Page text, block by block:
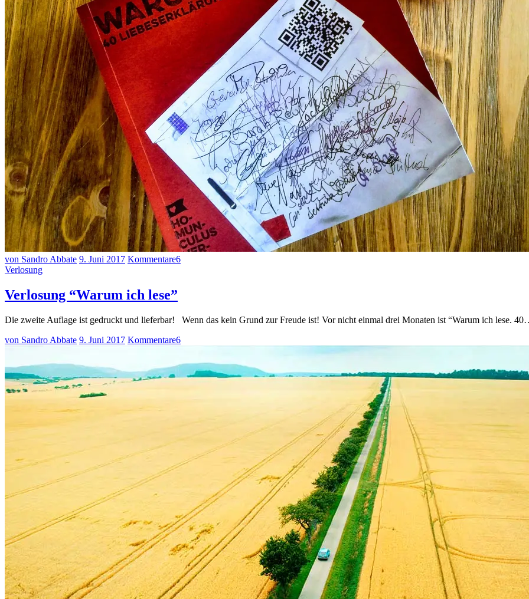
von Sandro Abbate 9. Juni 2017 Kommentare6
Verlosung
Verlosung “Warum ich lese”
Die zweite Auflage ist gedruckt und lieferbar! Wenn das kein Grund zur Freude ist! Vor nicht einmal drei Monaten ist “Warum ich lese.
von Sandro Abbate 9. Juni 2017 Kommentare6